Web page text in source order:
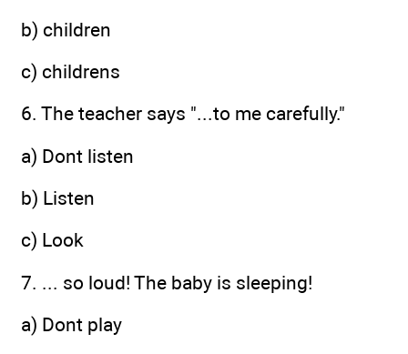
b) children
c) childrens
6. The teacher says "...to me carefully."
a) Dont listen
b) Listen
c) Look
7. ... so loud! The baby is sleeping!
a) Dont play